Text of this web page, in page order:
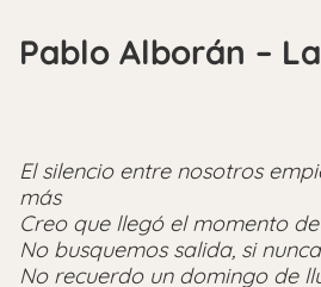
Pablo Alborán –
El silencio entre nosotros
más
Creo que llegó el momento
No busquemos salida, si
No recuerdo un domingo de